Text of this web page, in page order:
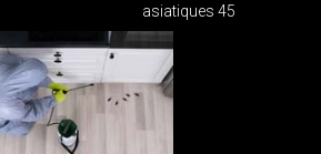
asiatiques 45